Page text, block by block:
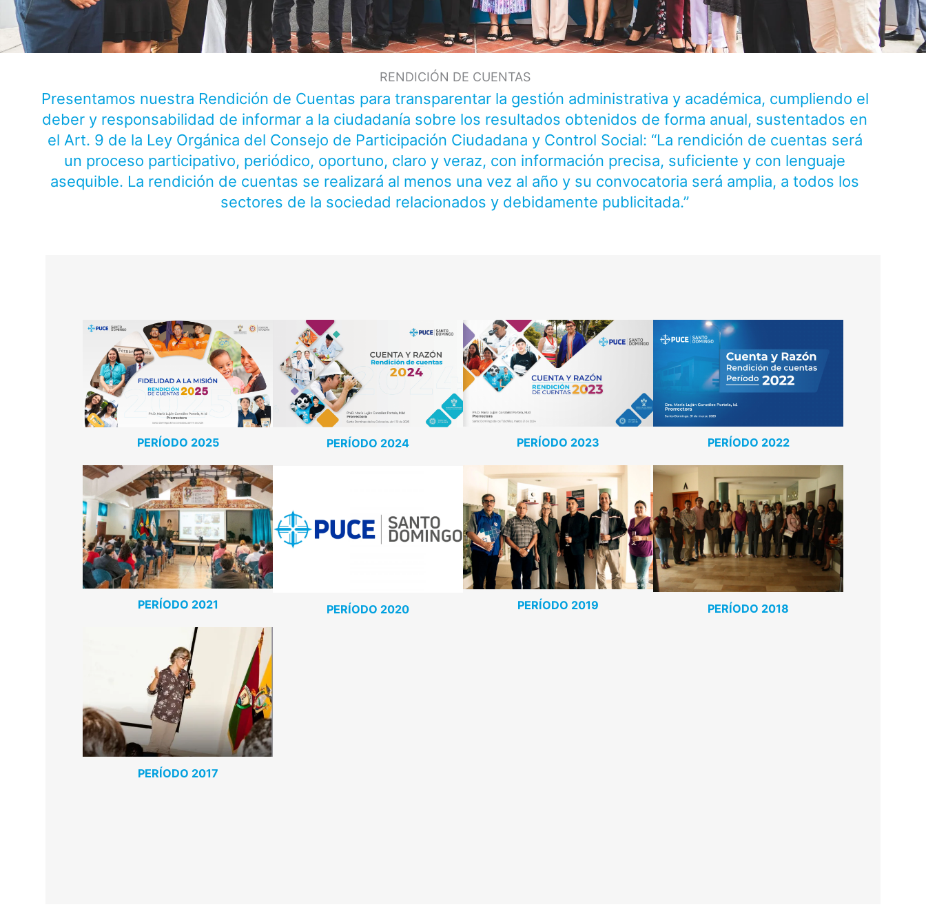
RENDICIÓN DE CUENTAS
Presentamos nuestra Rendición de Cuentas para transparentar la gestión administrativa y académica, cumpliendo el
deber y responsabilidad de informar a la ciudadanía sobre los resultados obtenidos de forma anual, sustentados en
el Art. 9 de la Ley Orgánica del Consejo de Participación Ciudadana y Control Social: “La rendición de cuentas será
un proceso participativo, periódico, oportuno, claro y veraz, con información precisa, suficiente y con lenguaje
asequible. La rendición de cuentas se realizará al menos una vez al año y su convocatoria será amplia, a todos los
sectores de la sociedad relacionados y debidamente publicitada.”
PERÍODO 2025
PERÍODO 2021
PERÍODO 2017
PERÍODO 2024
PERÍODO 2020
PERÍODO 2023
PERÍODO 2019
PERÍODO 2022
PERÍODO 2018